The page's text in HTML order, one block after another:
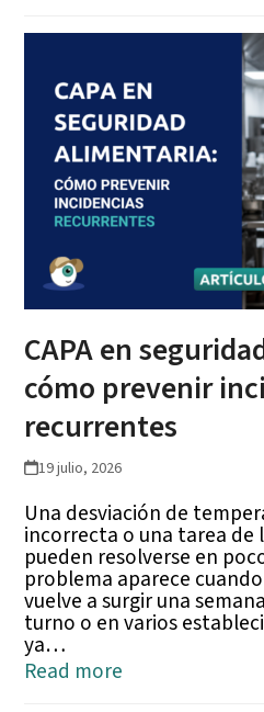
CAPA en
cómo prevenir
recurrentes
19 julio, 2026
Una desviación de
incorrecta o una tarea
pueden resolverse en
problema aparece
vuelve a surgir una
turno o en varios
ya…
Read more